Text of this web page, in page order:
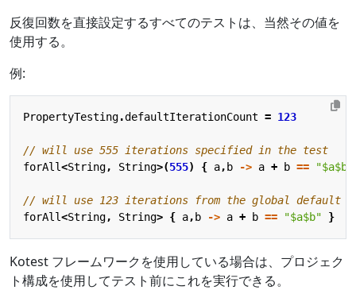
反復回数を直接設定するすべてのテストは、当然その値を
使用する。
例:
PropertyTesting.defaultIterationCount = 123
forAll<String, String>(555) { a, b -> a + b == "$a$b
forAll<String, String> { a, b -> a + b == "$a$b" }
Kotest フレームワークを使用している場合は、プロジェク
ト構成を使用してテスト前にこれを実行できる。